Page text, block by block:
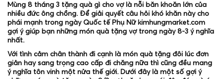
Mùng 8 tháng 3 tặng quà gì cho vợ là nỗi băn khoăn lớn của
nhiều đức ông chồng. Để giải quyết câu hỏi khó khăn này cho
phái mạnh trong ngày Quốc tế Phụ Nữ kimhungmarket.com
gợi ý giúp bạn những món quà tặng vợ trong ngày 8-3 ý nghĩa
nhất.
Với tình cảm chân thành đi cạnh là món quà tặng đôi lúc đơn
giản hay sang trọng cao cấp đi chăng nữa thì cũng đều mang
ý nghĩa tôn vinh một nửa thế giới. Dưới đây là một số gợi ý